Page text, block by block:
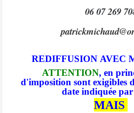
06 07 269
REDIFFUSION AVEC
ATTENTION, en
d'imposition sont exigibles
date indiquée par
MAIS